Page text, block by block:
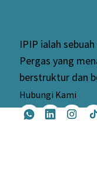
IPIP ialah
Pergas yang
berstruktur dan
Hubungi Kami